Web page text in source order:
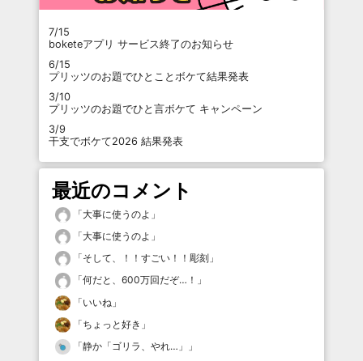
7/15
boketeアプリ サービス終了のお知らせ
6/15
プリッツのお題でひとことボケて結果発表
3/10
プリッツのお題でひと言ボケて キャンペーン
3/9
干支でボケて2026 結果発表
最近のコメント
「大事に使うのよ 」
「大事に使うのよ 」
「そして、！！すごい！！彫刻 」
「何だと、600万回だぞ…！ 」
「いいね 」
「ちょっと好き 」
「静か「ゴリラ、やれ…」
」